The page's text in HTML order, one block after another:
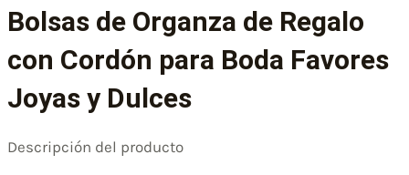
Bolsas de Organza de Regalo
con Cordón para Boda Favores
Joyas y Dulces
Descripción del producto